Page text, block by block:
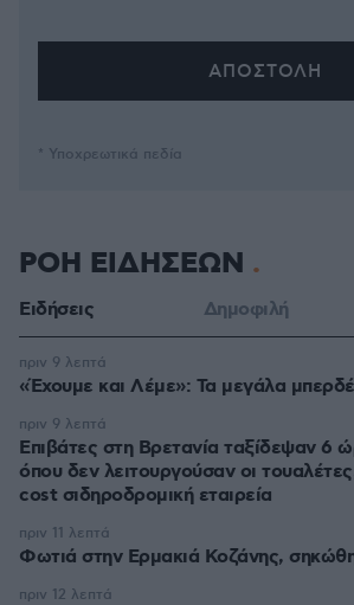
* Υποχρεωτικά πεδία
ΡΟΗ ΕΙΔΗΣΕΩΝ
Ειδήσεις Δημοφιλή
«Έχουμε και Λέμε»: Τα μεγάλα
πριν 9 λεπτά
Επιβάτες στη Βρετανία ταξίδεψαν 6
όπου δεν λειτουργούσαν οι
cost σιδηροδρομική εταιρεία
πριν 9 λεπτά
Φωτιά στην Ερμακιά Κοζάνης,
πριν 11 λεπτά
πριν 12 λεπτά